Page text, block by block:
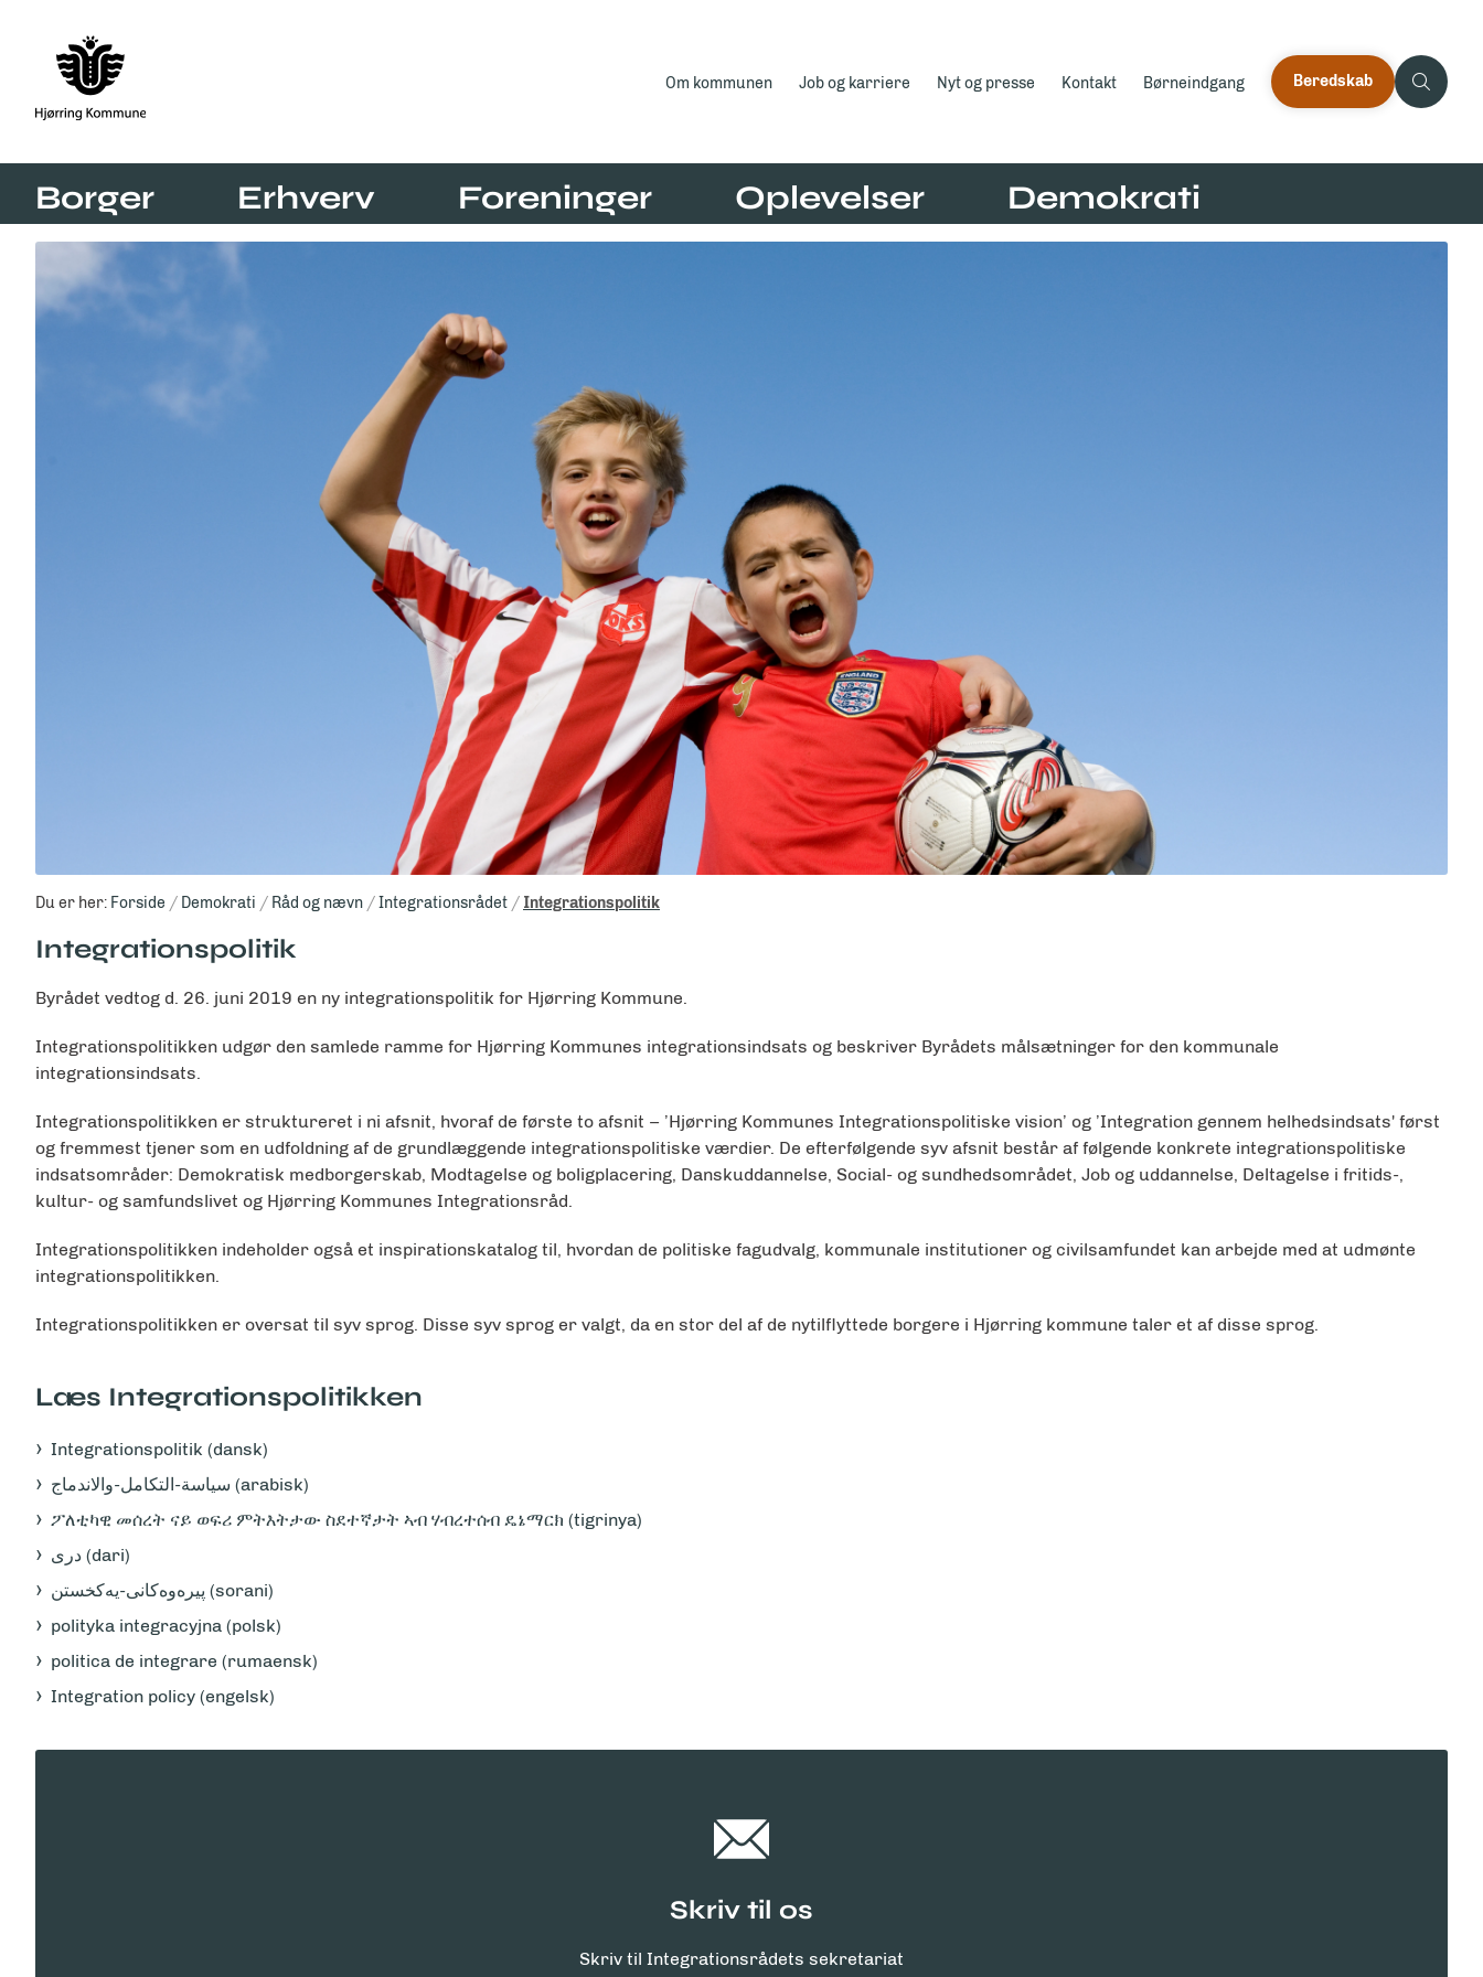
Om kommunen Job og karriere Nyt og presse Kontakt Børneindgang Beredskab
Borger Erhverv Foreninger Oplevelser Demokrati
Du er her: Forside Demokrati Råd og nævn Integrationsrådet Integrationspolitik
Integrationspolitik
Byrådet vedtog d. 26. juni 2019 en ny integrationspolitik for Hjørring Kommune.
Integrationspolitikken udgør den samlede ramme for Hjørring Kommunes integrationsindsats og beskriver Byrådets målsætninger for den kommunale
integrationsindsats.
Integrationspolitikken er struktureret i ni afsnit, hvoraf de første to afsnit – ’Hjørring Kommunes Integrationspolitiske vision’ og ’Integration gennem helhedsindsats' først
og fremmest tjener som en udfoldning af de grundlæggende integrationspolitiske værdier. De efterfølgende syv afsnit består af følgende konkrete integrationspolitiske
indsatsområder: Demokratisk medborgerskab, Modtagelse og boligplacering, Danskuddannelse, Social- og sundhedsområdet, Job og uddannelse, Deltagelse i fritids-,
kultur- og samfundslivet og Hjørring Kommunes Integrationsråd.
Integrationspolitikken indeholder også et inspirationskatalog til, hvordan de politiske fagudvalg, kommunale institutioner og civilsamfundet kan arbejde med at udmønte
integrationspolitikken.
Integrationspolitikken er oversat til syv sprog. Disse syv sprog er valgt, da en stor del af de nytilflyttede borgere i Hjørring kommune taler et af disse sprog.
Læs Integrationspolitikken
Integrationspolitik (dansk)
سياسة-التكامل-والاندماج (arabisk)
ፖለቲካዊ መሰረት ናይ ወፍሪ ምትእትታው ስደተኛታት ኣብ ሃብረተሰብ ዴኔማርክ (tigrinya)
دری (dari)
پیرەوەکانی-یەکخستن (sorani)
polityka integracyjna (polsk)
politica de integrare (rumaensk)
Integration policy (engelsk)
Skriv til os
Skriv til Integrationsrådets sekretariat